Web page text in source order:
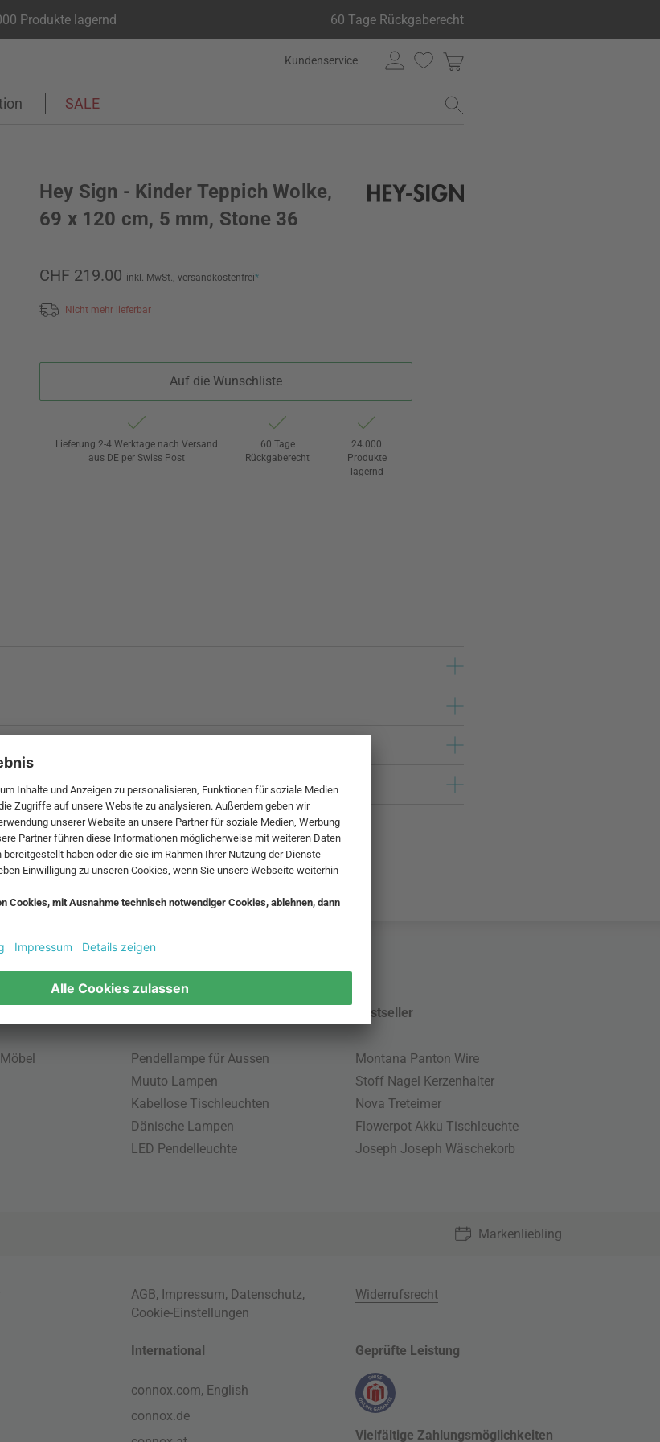
Produkte lagernd 60 Tage Rückgaberecht
Kundenservice
SALE
Hey Sign - Kinder Teppich Wolke,
69 x 120 cm, 5 mm, Stone 36
CHF 219.00 inkl. MwSt., versandkostenfrei*
Nicht mehr lieferbar
Auf die Wunschliste
Lieferung 2-4 Werktage nach Versand
aus DE per Swiss Post
60 Tage
Rückgaberecht
24.000
Produkte
lagernd
Versandkosten.
Pendellampe für Aussen
Muuto Lampen
Kabellose Tischleuchten
Dänische Lampen
LED Pendelleuchte
Bestseller
Montana Panton Wire
Stoff Nagel Kerzenhalter
Nova Treteimer
Flowerpot Akku Tischleuchte
Joseph Joseph Wäschekorb
Markenliebling
AGB, Impressum, Datenschutz,
Cookie-Einstellungen
Widerrufsrecht
International
connox.com, English
connox.de
Geprüfte Leistung
Vielfältige Zahlungsmöglichkeiten